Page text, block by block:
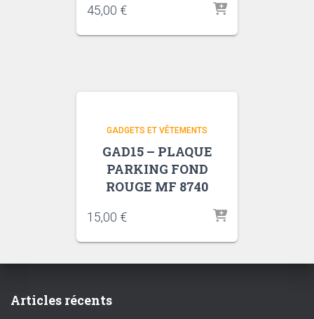
45,00 €
GADGETS ET VÊTEMENTS
GAD15 – PLAQUE
PARKING FOND
ROUGE MF 8740
15,00 €
Articles récents